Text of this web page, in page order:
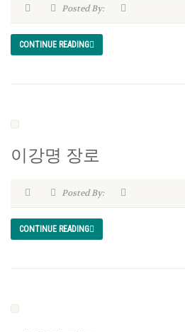
Posted By:
CONTINUE READING
이강명 장로
Posted By:
CONTINUE READING